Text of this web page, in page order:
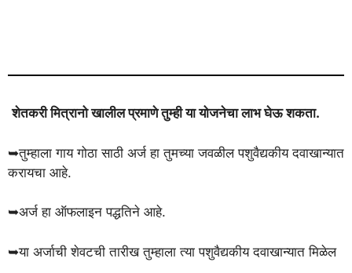
शेतकरी मित्रानो खालील प्रमाणे तुम्ही या योजनेचा लाभ घेऊ शकता.
➥तुम्हाला गाय गोठा साठी अर्ज हा तुमच्या जवळील पशुवैद्यकीय दवाखान्यात
करायचा आहे.
➥अर्ज हा ऑफलाइन पद्धतिने आहे.
➥या अर्जाची शेवटची तारीख तुम्हाला त्या पशुवैद्यकीय दवाखान्यात मिळेल